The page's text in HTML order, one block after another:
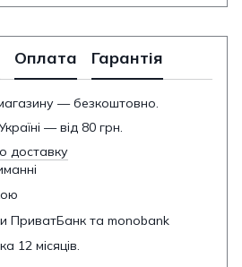
Оплата Гарантія
— безкоштовно.
— від 80 грн.
доставку
ПриватБанк та monobank
12 місяців.